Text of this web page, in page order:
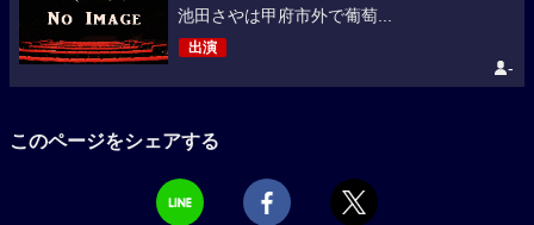
池田さやは甲府市外で葡萄...
出演
-
このページをシェアする